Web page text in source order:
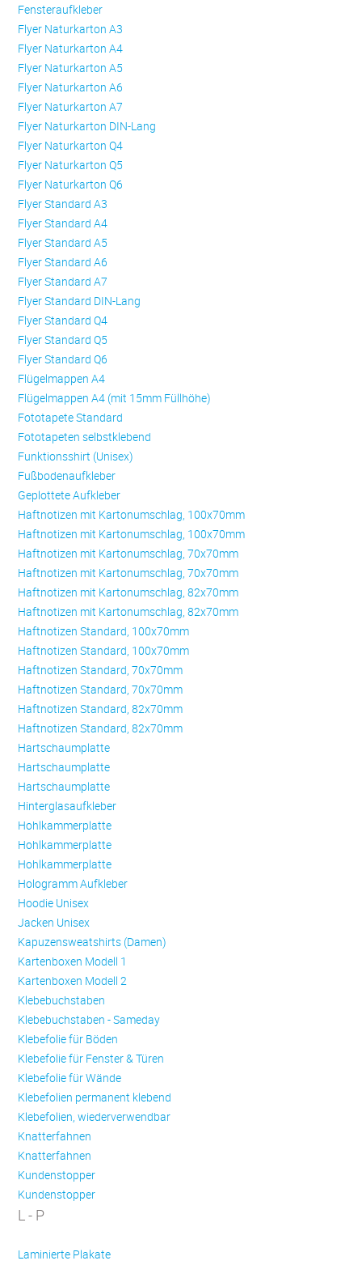
Fensteraufkleber
Flyer Naturkarton A3
Flyer Naturkarton A4
Flyer Naturkarton A5
Flyer Naturkarton A6
Flyer Naturkarton A7
Flyer Naturkarton DIN-Lang
Flyer Naturkarton Q4
Flyer Naturkarton Q5
Flyer Naturkarton Q6
Flyer Standard A3
Flyer Standard A4
Flyer Standard A5
Flyer Standard A6
Flyer Standard A7
Flyer Standard DIN-Lang
Flyer Standard Q4
Flyer Standard Q5
Flyer Standard Q6
Flügelmappen A4
Flügelmappen A4 (mit 15mm Füllhöhe)
Fototapete Standard
Fototapeten selbstklebend
Funktionsshirt (Unisex)
Fußbodenaufkleber
Geplottete Aufkleber
Haftnotizen mit Kartonumschlag, 100x70mm
Haftnotizen mit Kartonumschlag, 100x70mm
Haftnotizen mit Kartonumschlag, 70x70mm
Haftnotizen mit Kartonumschlag, 70x70mm
Haftnotizen mit Kartonumschlag, 82x70mm
Haftnotizen mit Kartonumschlag, 82x70mm
Haftnotizen Standard, 100x70mm
Haftnotizen Standard, 100x70mm
Haftnotizen Standard, 70x70mm
Haftnotizen Standard, 70x70mm
Haftnotizen Standard, 82x70mm
Haftnotizen Standard, 82x70mm
Hartschaumplatte
Hartschaumplatte
Hartschaumplatte
Hinterglasaufkleber
Hohlkammerplatte
Hohlkammerplatte
Hohlkammerplatte
Hologramm Aufkleber
Hoodie Unisex
Jacken Unisex
Kapuzensweatshirts (Damen)
Kartenboxen Modell 1
Kartenboxen Modell 2
Klebebuchstaben
Klebebuchstaben - Sameday
Klebefolie für Böden
Klebefolie für Fenster & Türen
Klebefolie für Wände
Klebefolien permanent klebend
Klebefolien, wiederverwendbar
Knatterfahnen
Knatterfahnen
Kundenstopper
Kundenstopper
L - P
Laminierte Plakate